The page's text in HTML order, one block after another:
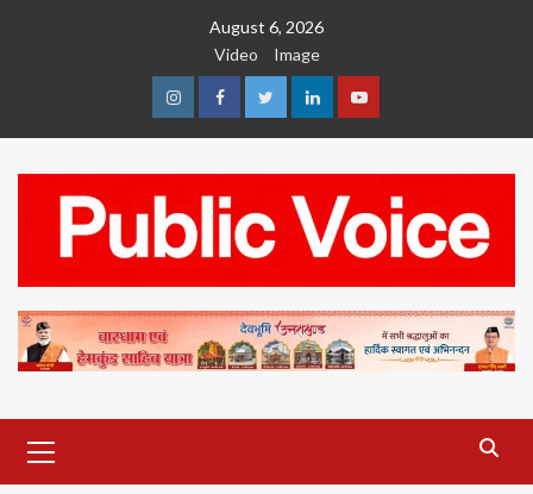
August 6, 2026
Video
Image
InstagramFacebookTwitterLinkedinYoutube
Menu